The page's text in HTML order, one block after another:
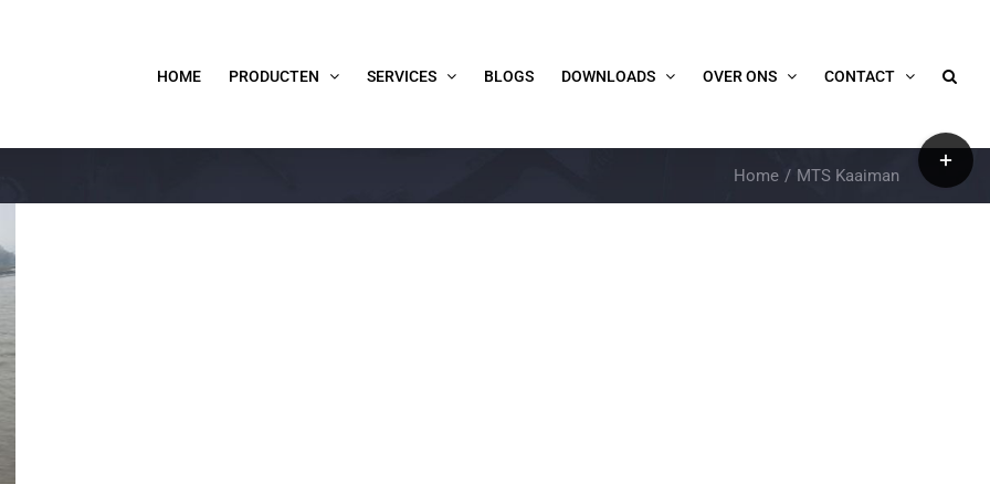
HOME PRODUCTEN SERVICES BLOGS DOWNLOADS OVER ONS CONTACT
Home MTS Kaaiman
Toggle
Sliding